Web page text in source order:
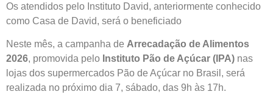
Os atendidos pelo Instituto David, anteriormente conhecido
como Casa de David, será o beneficiado
Neste mês, a campanha de Arrecadação de Alimentos
2026, promovida pelo Instituto Pão de Açúcar (IPA) nas
lojas dos supermercados Pão de Açúcar no Brasil, será
realizada no próximo dia 7, sábado, das 9h às 17h.